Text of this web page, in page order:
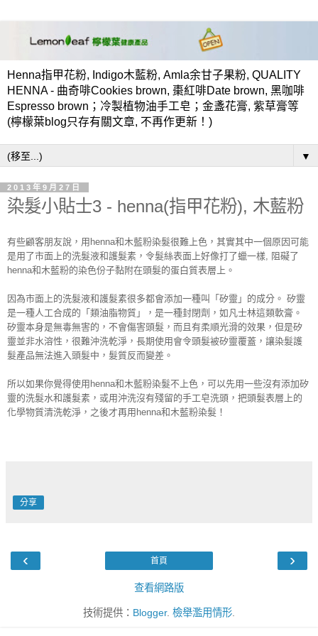
Henna指甲花粉, Indigo木藍粉, Amla余甘子果粉, QUALITY
HENNA - 曲奇啡Cookies brown, 棗紅啡Date brown, 黑咖啡
Espresso brown；冷製植物油手工皂；金盞花膏, 紫草膏等
(檸檬葉blog只存有關文章, 不再作更新！)
▼
2013年9月27日
染髮小貼士3 - henna(指甲花粉), 木藍粉
有些顧客朋友說，用henna和木藍粉染髮很難上色，其實其中一個原因可能
是用了市面上的洗髮液和護髮素，令髮絲表面上好像打了蠟一樣, 阻礙了
henna和木藍粉的染色份子黏附在頭髮的蛋白質表層上。
因為市面上的洗髮液和護髮素很多都會添加一種叫「矽靈」的成分。 矽靈
是一種人工合成的「類油脂物質」， 是一種封閉劑，如凡士林這類軟膏。
矽靈本身是無毒無害的，不會傷害頭髮，而且有柔順光滑的效果，但是矽
靈並非水溶性，很難沖洗乾淨，長期使用會令頭髮被矽靈覆蓋，讓染髮護
髮產品無法進入頭髮中 ，髮質反而變差。
所以如果你覺得使用henna和木藍粉染髮不上色，可以先用一些沒有添加矽
靈的洗髮水和護髮素，或用沖洗沒有殘留的手工皂洗頭，把頭髮表層上的
化學物質清洗乾淨，之後才再用henna和木藍粉染髮！
分享
‹ ›
首頁
查看網路版
技術提供： Blogger. 檢舉濫用情形